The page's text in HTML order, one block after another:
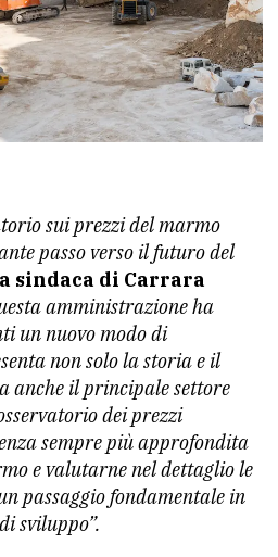
sui prezzi del marmo
passo verso il futuro del
sindaca di Carrara
amministrazione ha
un nuovo modo di
non solo la storia e il
anche il principale settore
dei prezzi
sempre più approfondita
e valutarne nel dettaglio le
passaggio fondamentale in
sviluppo”.